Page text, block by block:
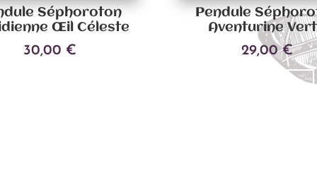
Séphoroton
Œil Céleste
30,00 €
Pendule
Aventurine
29,00€
Ajouter au panier